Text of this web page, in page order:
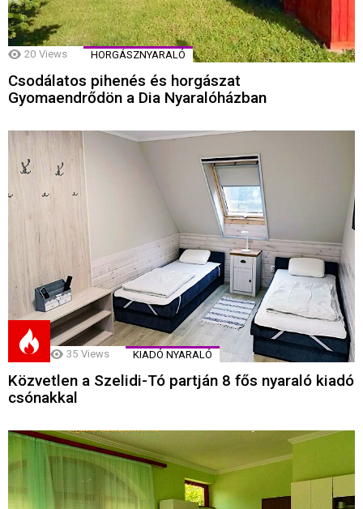
20 Views HORGÁSZNYARALÓ
Csodálatos pihenés és horgászat
Gyomaendrődön a Dia Nyaralóházban
35 Views KIADÓ NYARALÓ
Közvetlen a Szelidi-Tó partján 8 fős nyaraló kiadó
csónakkal